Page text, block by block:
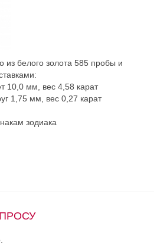
из белого золота 585 пробы и
10,0 мм, вес 4,58 карат
1,75 мм, вес 0,27 карат
зодиака